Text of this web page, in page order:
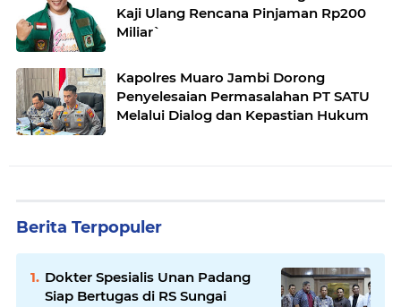
Kaji Ulang Rencana Pinjaman Rp200
Miliar`
Kapolres Muaro Jambi Dorong
Penyelesaian Permasalahan PT SATU
Melalui Dialog dan Kepastian Hukum
Berita Terpopuler
Dokter Spesialis Unan Padang
Siap Bertugas di RS Sungai